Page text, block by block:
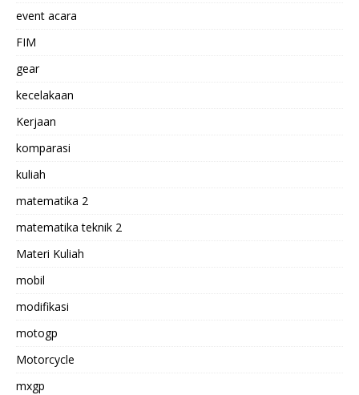
event acara
FIM
gear
kecelakaan
Kerjaan
komparasi
kuliah
matematika 2
matematika teknik 2
Materi Kuliah
mobil
modifikasi
motogp
Motorcycle
mxgp